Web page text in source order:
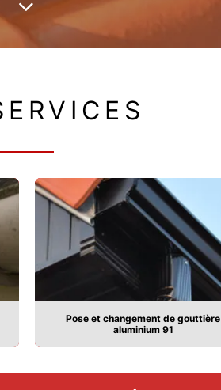
Pose et changement de gouttière
aluminium 91